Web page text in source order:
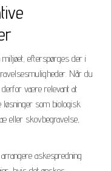
efterspørges der i
Når du
være relevant at
løsninger som biologisk
eller skovbegravelse,
askespredning